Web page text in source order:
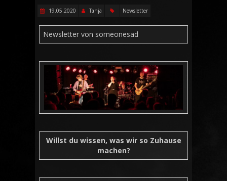
19.05.2020 Tanja Newsletter
Newsletter von someonesad
Willst du wissen, was wir so Zuhause
machen?